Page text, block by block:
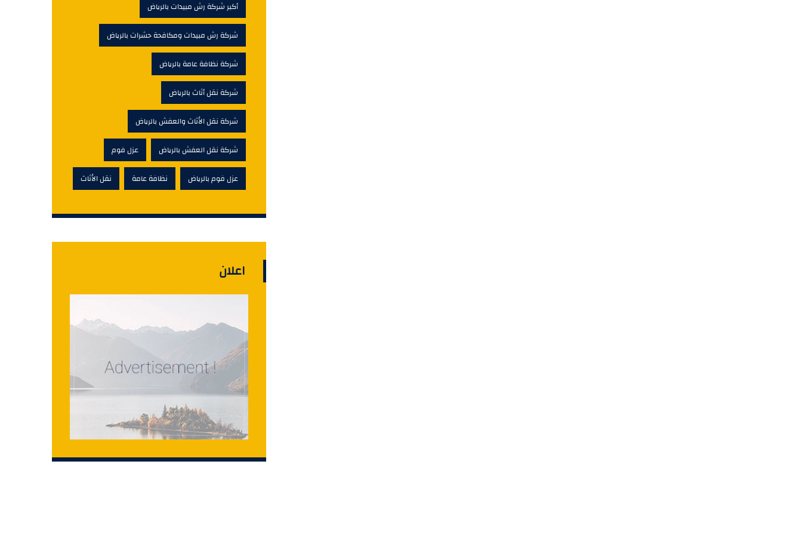
أكبر شركة رش مبيدات بالرياض
شركة رش مبيدات ومكافحة حشرات بالرياض
شركة نظافة عامة بالرياض
شركة نقل أثاث بالرياض
شركة نقل الأثاث والعفش بالرياض
شركة نقل العفش بالرياض عزل فوم
عزل فوم بالرياض نظافة عامة نقل الأثاث
اعلان